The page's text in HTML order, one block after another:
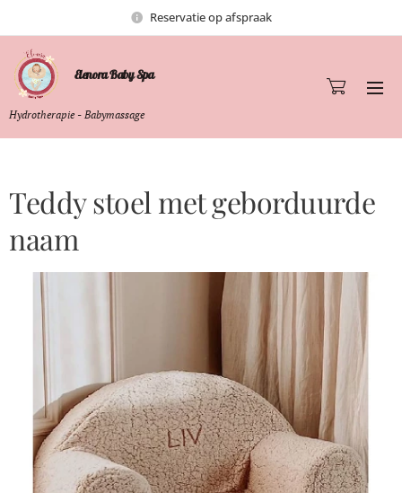
Reservatie op afspraak
Elenora Baby Spa
Hydrotherapie - Babymassage
Teddy stoel met geborduurde
naam